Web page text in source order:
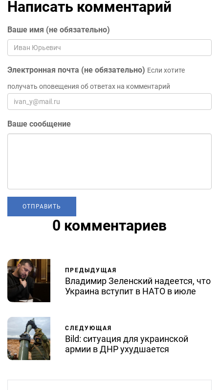
Написать комментарий
Ваше имя (не обязательно)
Электронная почта (не обязательно) Если хотите
получать оповещения об ответах на комментарий
Ваше сообщение
0 комментариев
ПРЕДЫДУЩАЯ
Владимир Зеленский надеется, что
Украина вступит в НАТО в июле
СЛЕДУЮЩАЯ
Bild: ситуация для украинской
армии в ДНР ухудшается